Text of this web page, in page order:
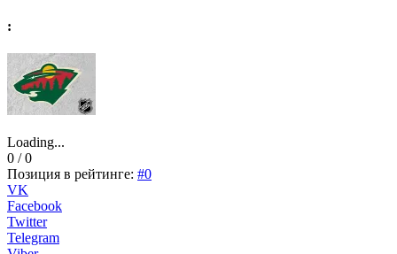
:
Loading...
0 / 0
Позиция в рейтинге: #0
VK
Facebook
Twitter
Telegram